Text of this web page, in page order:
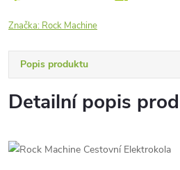
Značka: Rock Machine
Popis produktu
Detailní popis